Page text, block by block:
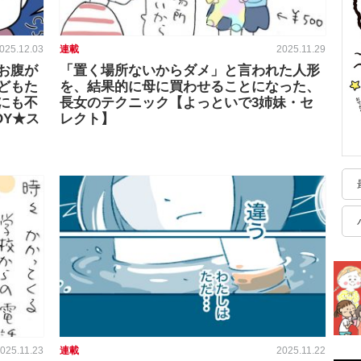
腹が
もた
も不
ス
連載 2025.11.29
「置く場所ないからダメ」と言われた人形
を、結果的に母に買わせることになった、
長女のテクニック【よっといで3姉妹・セ
レクト】
連載 2025.11.22